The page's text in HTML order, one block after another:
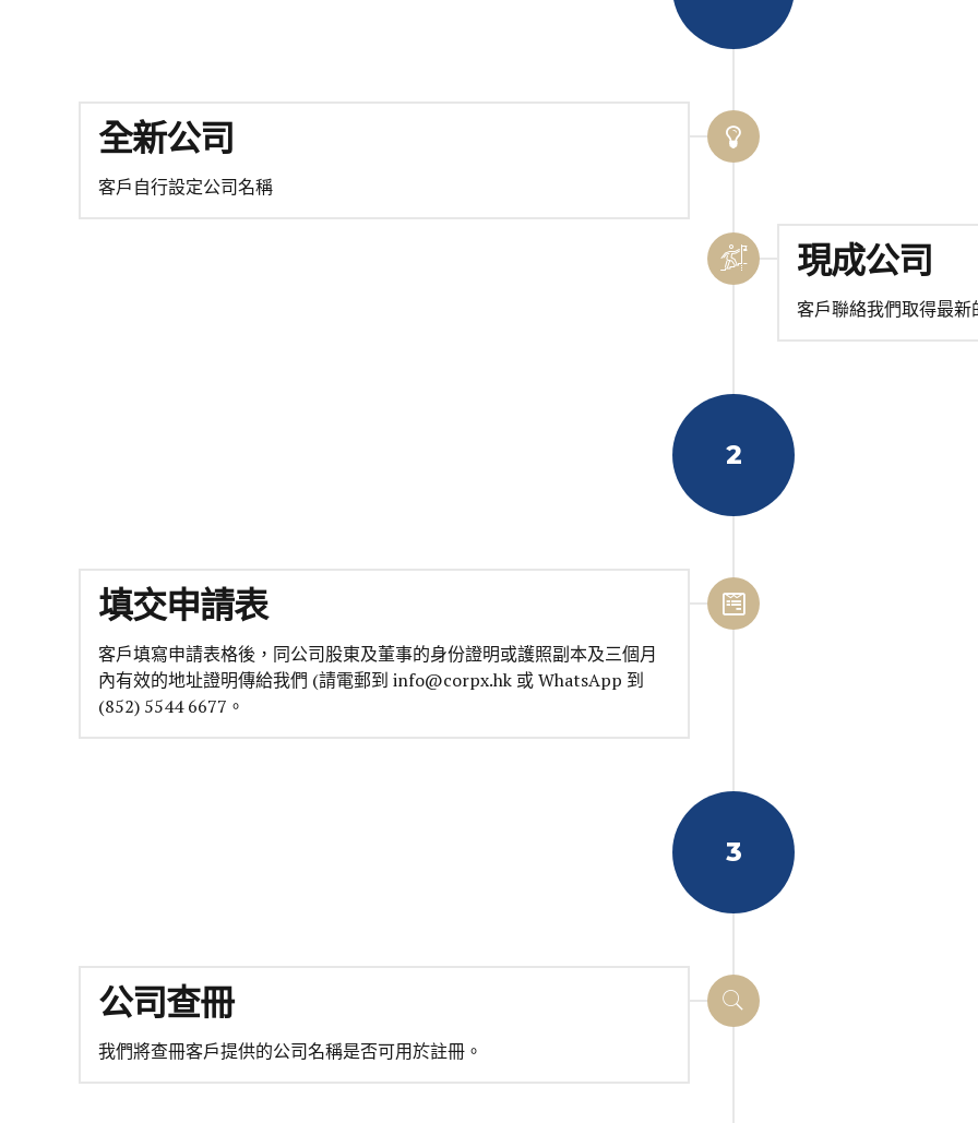
全新公司
客戶自行設定公司名稱
現成公司
客戶聯絡我們取得最
2
填交申請表
客戶填寫申請表格後，同公司股東及董事的身份證明或護照副本及三個月
內有效的地址證明傳給我們 (請電郵到 info@corpx.hk 或 WhatsApp 到
(852) 5544 6677。
3
公司查冊
我們將查冊客戶提供的公司名稱是否可用於註冊。